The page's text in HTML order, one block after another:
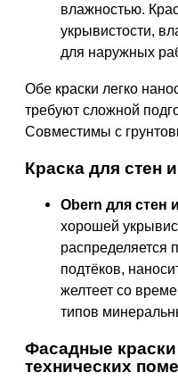
влажностью.
укрывистости,
для наружных
Обе краски легко
требуют сложной
Совместимы с
Краска для стен
Obern для стен
хорошей
распределяется
подтёков,
желтеет со
типов
Фасадные
технических